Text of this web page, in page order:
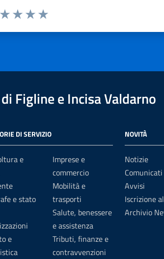
Figline e Incisa Valdarno
DI SERVIZIO
e
e stato
e
Imprese e
commercio
Mobilità e
trasporti
Salute, benessere
e assistenza
Tributi, finanze e
contravvenzioni
NOVITÀ
Notizie
Comunicati
Avvisi
Iscrizione
Archivio